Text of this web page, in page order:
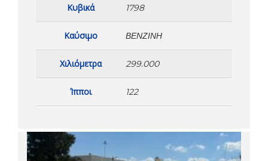
Κυβικά 1798
Καύσιμο ΒΕΝΖΊΝΗ
Χιλιόμετρα 299.000
Ίπποι 122